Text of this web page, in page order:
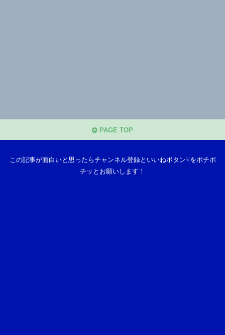
PAGE TOP
この記事が面白いと思ったらチャンネル登録といいねボタン☟をポチポ
チッとお願いします！